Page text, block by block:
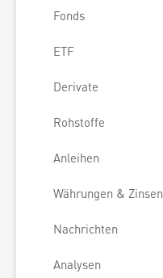
Fonds
ETF
Derivate
Rohstoffe
Anleihen
Währungen & Zinsen
Nachrichten
Analysen